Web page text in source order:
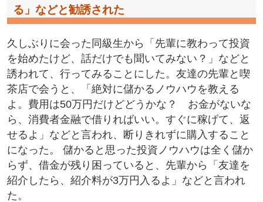
る」などと勧誘された
久しぶりに会った同級生から「先輩に教わって投資
を始めたけど、話だけでも聞いてみない？」などと
誘われて、行ってみることにした。友達の先輩と喫
茶店で会うと、「絶対に儲かるノウハウを教える
よ。費用は50万円だけどどうかな？ お金がないな
ら、消費者金融で借りればいい。すぐに稼げて、返
せるよ」などと言われ、断りきれずに購入すること
になった。 儲かると思った投資ノウハウは全く儲か
らず、借金が残り困っていると、先輩から「友達を
紹介したら、紹介料が3万円入るよ」などと言われ
た。